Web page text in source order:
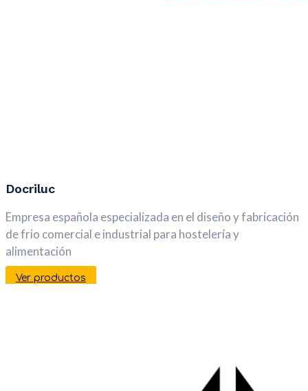
Docriluc
Empresa española especializada en el diseño y fabricación
de frio comercial e industrial para hostelería y
alimentación
Ver productos